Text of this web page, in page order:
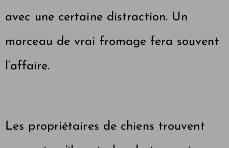
avec une certaine distraction. Un
morceau de vrai fromage fera souvent
l’affaire.
Les propriétaires de chiens trouvent